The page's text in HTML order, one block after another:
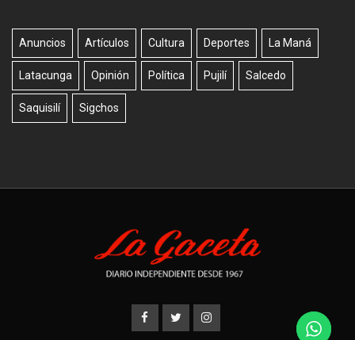
Anuncios Artículos Cultura Deportes La Maná
Latacunga Opinión Política Pujilí Salcedo
Saquisilí Sigchos